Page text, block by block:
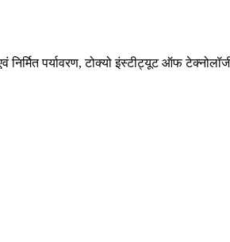
पर्यावरण, टोक्यो इंस्टीट्यूट ऑफ